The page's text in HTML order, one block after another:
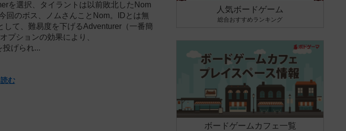
を選択、タイラントは以前敗北したNom
回のボス、ノムさんことNom。IDとは無
て、難易度を下げるAdventurer（一番簡
プションの効果により、
げられ...
む
人気ボードゲーム
総合おすすめランキング
ボードゲームカフェ一覧